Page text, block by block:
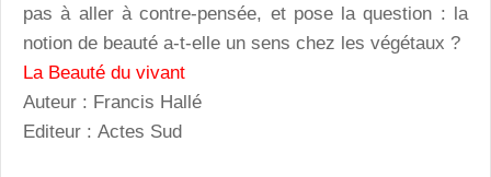
pas à aller à contre-pensée, et pose la question : la
notion de beauté a-t-elle un sens chez les végétaux ?
La Beauté du vivant
Auteur : Francis Hallé
Editeur : Actes Sud